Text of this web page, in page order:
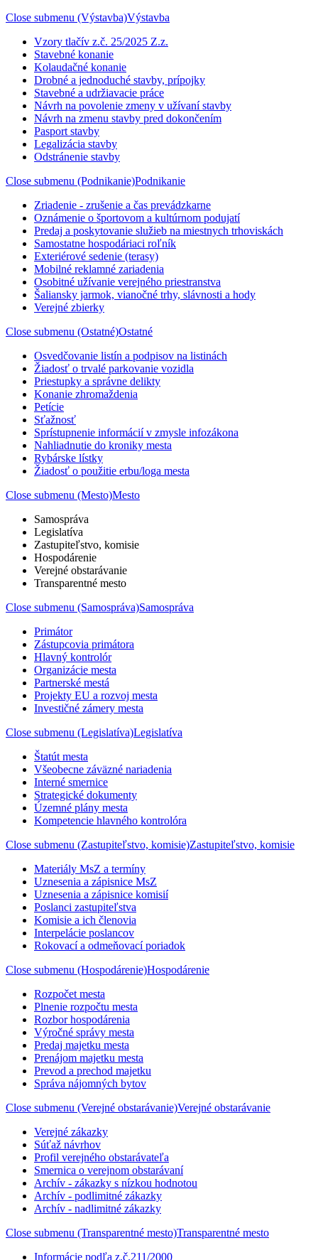
Close submenu (Výstavba)Výstavba
Vzory tlačív z.č. 25/2025 Z.z.
Stavebné konanie
Kolaudačné konanie
Drobné a jednoduché stavby, prípojky
Stavebné a udržiavacie práce
Návrh na povolenie zmeny v užívaní stavby
Návrh na zmenu stavby pred dokončením
Pasport stavby
Legalizácia stavby
Odstránenie stavby
Close submenu (Podnikanie)Podnikanie
Zriadenie - zrušenie a čas prevádzkarne
Oznámenie o športovom a kultúrnom podujatí
Predaj a poskytovanie služieb na miestnych trhoviskách
Samostatne hospodáriaci roľník
Exteriérové sedenie (terasy)
Mobilné reklamné zariadenia
Osobitné užívanie verejného priestranstva
Šaliansky jarmok, vianočné trhy, slávnosti a hody
Verejné zbierky
Close submenu (Ostatné)Ostatné
Osvedčovanie listín a podpisov na listinách
Žiadosť o trvalé parkovanie vozidla
Priestupky a správne delikty
Konanie zhromaždenia
Petície
Sťažnosť
Sprístupnenie informácií v zmysle infozákona
Nahliadnutie do kroniky mesta
Rybárske lístky
Žiadosť o použitie erbu/loga mesta
Close submenu (Mesto)Mesto
Samospráva
Legislatíva
Zastupiteľstvo, komisie
Hospodárenie
Verejné obstarávanie
Transparentné mesto
Close submenu (Samospráva)Samospráva
Primátor
Zástupcovia primátora
Hlavný kontrolór
Organizácie mesta
Partnerské mestá
Projekty EU a rozvoj mesta
Investičné zámery mesta
Close submenu (Legislatíva)Legislatíva
Štatút mesta
Všeobecne záväzné nariadenia
Interné smernice
Strategické dokumenty
Územné plány mesta
Kompetencie hlavného kontrolóra
Close submenu (Zastupiteľstvo, komisie)Zastupiteľstvo, komisie
Materiály MsZ a termíny
Uznesenia a zápisnice MsZ
Uznesenia a zápisnice komisií
Poslanci zastupiteľstva
Komisie a ich členovia
Interpelácie poslancov
Rokovací a odmeňovací poriadok
Close submenu (Hospodárenie)Hospodárenie
Rozpočet mesta
Plnenie rozpočtu mesta
Rozbor hospodárenia
Výročné správy mesta
Predaj majetku mesta
Prenájom majetku mesta
Prevod a prechod majetku
Správa nájomných bytov
Close submenu (Verejné obstarávanie)Verejné obstarávanie
Verejné zákazky
Súťaž návrhov
Profil verejného obstarávateľa
Smernica o verejnom obstarávaní
Archív - zákazky s nízkou hodnotou
Archív - podlimitné zákazky
Archív - nadlimitné zákazky
Close submenu (Transparentné mesto)Transparentné mesto
Informácie podľa z.č.211/2000